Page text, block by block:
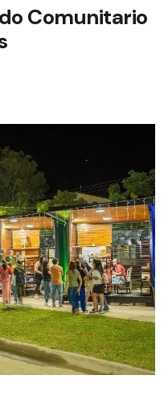
Comunitario